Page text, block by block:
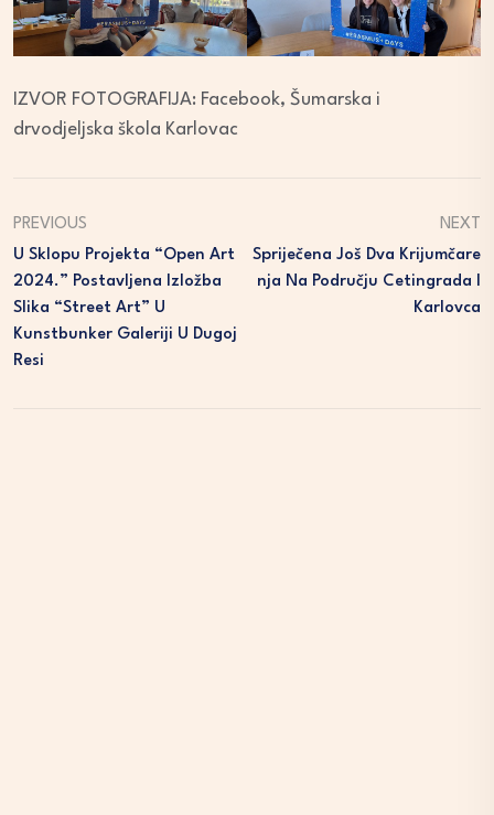
IZVOR FOTOGRAFIJA: Facebook, Šumarska i
drvodjeljska škola Karlovac
PREVIOUS
U Sklopu Projekta “Open Art
2024.” Postavljena Izložba
Slika “Street Art” U
Kunstbunker Galeriji U Dugoj
Resi
NEXT
Spriječena Još Dva Krijumčare
Nja Na Području Cetingrada I
Karlovca